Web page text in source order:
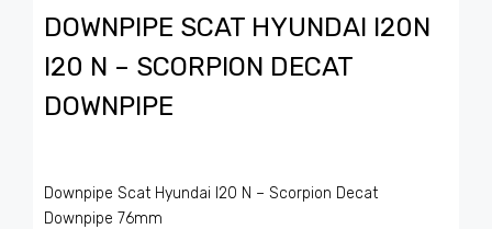
DOWNPIPE SCAT HYUNDAI I20N
I20 N – SCORPION DECAT
DOWNPIPE
Downpipe Scat Hyundai I20 N – Scorpion Decat
Downpipe 76mm